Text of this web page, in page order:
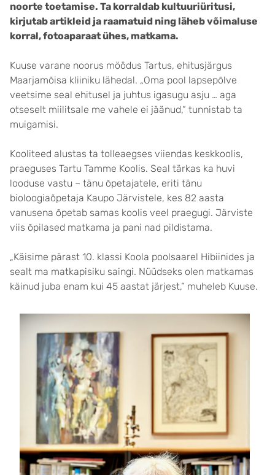
noorte toetamise. Ta korraldab kultuuriüritusi,
kirjutab artikleid ja raamatuid ning läheb võimaluse
korral, fotoaparaat ühes, matkama.
Kuuse varane noorus möödus Tartus, ehitusjärgus
Maarjamõisa kliiniku lähedal. „Oma pool lapsepõlve
veetsime seal ehitusel ja juhtus igasugu asju … aga
otseselt miilitsale me vahele ei jäänud,“ tunnistab ta
muigamisi.
Kooliteed alustas ta tolleaegses viiendas keskkoolis,
praeguses Tartu Tamme Koolis. Seal tärkas ka huvi
looduse vastu – tänu õpetajatele, eriti tänu
bioloogiaõpetaja Kaupo Järvistele, kes 82 aasta
vanusena õpetab samas koolis veel praegugi. Järviste
viis õpilased matkama ja pani nad pildistama.
„Käisime pärast 10. klassi Koola poolsaarel Hibiinides ja
sealt ma matkapisiku saingi. Nüüdseks olen matkamas
käinud juba enam kui 45 aastat järjest,“ muheleb Kuuse.